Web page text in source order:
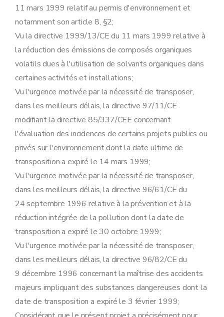
11 mars 1999 relatif au permis d'environnement et
notamment son article 8, §2;
Vu la directive 1999/13/CE du 11 mars 1999 relative à
la réduction des émissions de composés organiques
volatils dues à l'utilisation de solvants organiques dans
certaines activités et installations;
Vu l'urgence motivée par la nécessité de transposer,
dans les meilleurs délais, la directive 97/11/CE
modifiant la directive 85/337/CEE concernant
l'évaluation des incidences de certains projets publics ou
privés sur l'environnement dont la date ultime de
transposition a expiré le 14 mars 1999;
Vu l'urgence motivée par la nécessité de transposer,
dans les meilleurs délais, la directive 96/61/CE du
24 septembre 1996 relative à la prévention et à la
réduction intégrée de la pollution dont la date de
transposition a expiré le 30 octobre 1999;
Vu l'urgence motivée par la nécessité de transposer,
dans les meilleurs délais, la directive 96/82/CE du
9 décembre 1996 concernant la maîtrise des accidents
majeurs impliquant des substances dangereuses dont la
date de transposition a expiré le 3 février 1999;